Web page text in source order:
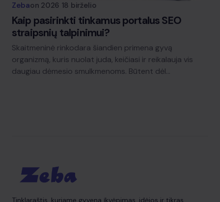
Zebaon 2026 18 birželio
Kaip pasirinkti tinkamus portalus SEO
straipsnių talpinimui?
Skaitmeninė rinkodara šiandien primena gyvą
organizmą, kuris nuolat juda, keičiasi ir reikalauja vis
daugiau dėmesio smulkmenoms. Būtent dėl…
Tinklaraštis, kuriame gyvena įkvėpimas, idėjos ir tikras